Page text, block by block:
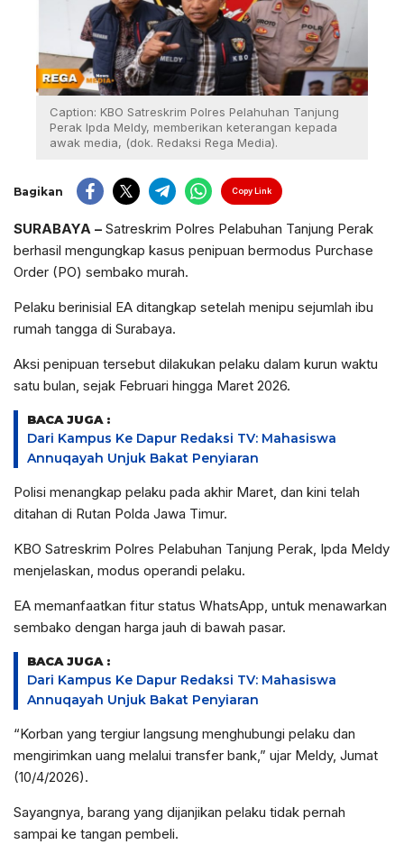
Caption: KBO Satreskrim Polres Pelahuhan Tanjung
Perak Ipda Meldy, memberikan keterangan kepada
awak media, (dok. Redaksi Rega Media).
Bagikan Copy Link
SURABAYA – Satreskrim Polres Pelabuhan Tanjung Perak
berhasil mengungkap kasus penipuan bermodus Purchase
Order (PO) sembako murah.
Pelaku berinisial EA ditangkap setelah menipu sejumlah ibu
rumah tangga di Surabaya.
Aksi penipuan tersebut dilakukan pelaku dalam kurun waktu
satu bulan, sejak Februari hingga Maret 2026.
BACA JUGA :
Dari Kampus Ke Dapur Redaksi TV: Mahasiswa
Annuqayah Unjuk Bakat Penyiaran
Polisi menangkap pelaku pada akhir Maret, dan kini telah
ditahan di Rutan Polda Jawa Timur.
KBO Satreskrim Polres Pelabuhan Tanjung Perak, Ipda Meldy
menjelaskan, modus operandi pelaku.
EA memanfaatkan fitur status WhatsApp, untuk menawarkan
sembako dengan harga jauh di bawah pasar.
BACA JUGA :
Dari Kampus Ke Dapur Redaksi TV: Mahasiswa
Annuqayah Unjuk Bakat Penyiaran
“Korban yang tergiur langsung menghubungi pelaku dan
mengirimkan uang melalui transfer bank,” ujar Meldy, Jumat
(10/4/2026).
Sayangnya, barang yang dijanjikan pelaku tidak pernah
sampai ke tangan pembeli.